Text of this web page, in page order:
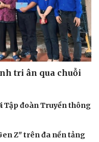
tri ân qua chuỗi
Tập đoàn Truyền thông
Z" trên đa nền tảng